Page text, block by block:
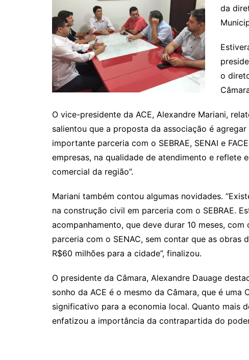
da
o
O vice-presidente da ACE, Alexandre Mariani,
salientou que a proposta da associação é
importante parceria com o SEBRAE, SENAI e
empresas, na qualidade de atendimento e reflete
comercial da região”.
Mariani também contou algumas novidades.
na construção civil em parceria com o SEBRAE.
acompanhamento, que deve durar 10 meses,
parceria com o SENAC, sem contar que as obras
R$60 milhões para a cidade”, finalizou.
O presidente da Câmara, Alexandre Dauage
sonho da ACE é o mesmo da Câmara, que é
significativo para a economia local. Quanto mais
enfatizou a importância da contrapartida do